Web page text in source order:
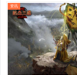
资讯